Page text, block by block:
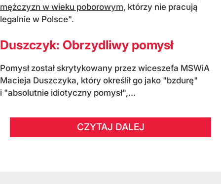
mężczyzn w wieku poborowym, którzy nie pracują
legalnie w Polsce".
Duszczyk: Obrzydliwy pomysł
Pomysł został skrytykowany przez wiceszefa MSWiA
Macieja Duszczyka, który określił go jako "bzdurę"
i "absolutnie idiotyczny pomysł",...
CZYTAJ DALEJ